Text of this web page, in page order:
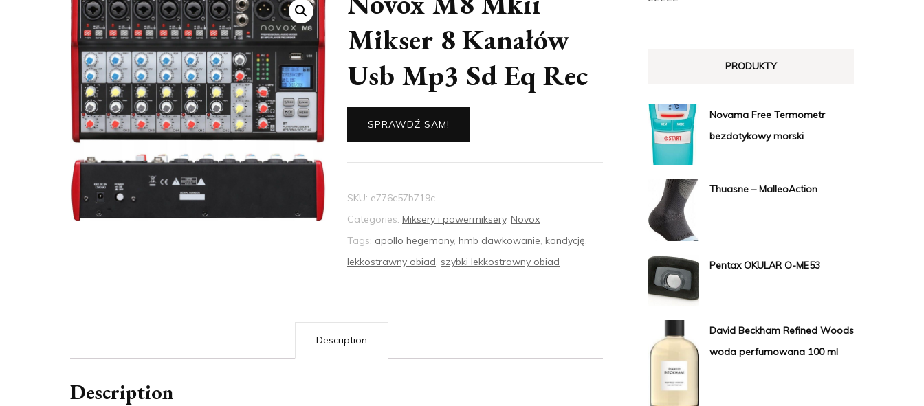
Mikser 8 Kanałów
Usb Mp3 Sd Eq Rec
SPRAWDŹ SAM!
SKU: e776c57b719c
Categories: Miksery i powermiksery, Novox
Tags: apollo hegemony, hmb dawkowanie, kondycję,
lekkostrawny obiad, szybki lekkostrawny obiad
Description
Description
PRODUKTY
Novama Free Termometr
bezdotykowy morski
Thuasne – MalleoAction
Pentax OKULAR O-ME53
David Beckham Refined Woods
woda perfumowana 100 ml